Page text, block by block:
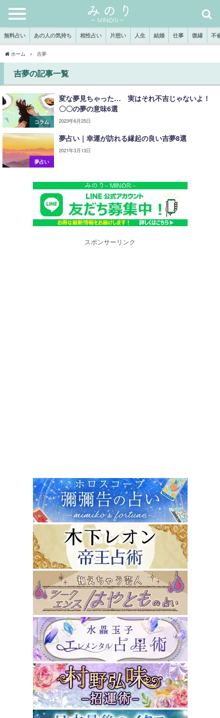
無料占い あの人の気持ち 相性占い 片想い 人生 結婚 仕事 復縁 不
ホーム 吉夢
吉夢の記事一覧
コラム
変な夢見ちゃった… 実はそれ不吉じゃないよ！
〇〇の夢の意味6選
2023年6月25日
夢占い
夢占い｜幸運が訪れる縁起の良い吉夢8選
2021年3月13日
スポンサーリンク